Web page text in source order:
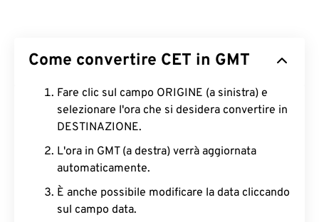
Come convertire CET in GMT
Fare clic sul campo ORIGINE (a sinistra) e
selezionare l'ora che si desidera convertire in
DESTINAZIONE.
L'ora in GMT (a destra) verrà aggiornata
automaticamente.
È anche possibile modificare la data cliccando
sul campo data.